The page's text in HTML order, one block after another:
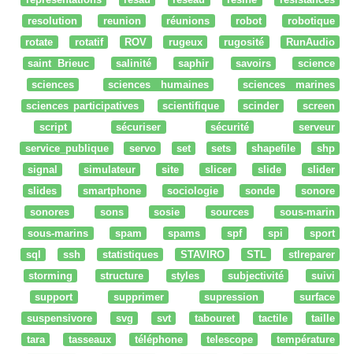
resolution
reunion réunions robot
robotique
rotate
rotatif ROV rugeux rugosité
RunAudio
saint Brieuc
salinité saphir savoirs
science
sciences
sciences humaines
sciences marines
sciences participatives
scientifique scinder
screen
script
sécuriser sécurité
serveur
service_publique
servo set sets shapefile
shp
signal
simulateur site slicer slide
slider
slides
smartphone sociologie sonde
sonore
sonores
sons sosie sources
sous-marin
sous-marins
spam spams spf spi
sport
sql
ssh statistiques STAVIRO STL
stlreparer
storming
structure styles subjectivité
suivi
support
supprimer supression
surface
suspensivore
svg svt tabouret tactile
taille
tara
tasseaux téléphone telescope
température